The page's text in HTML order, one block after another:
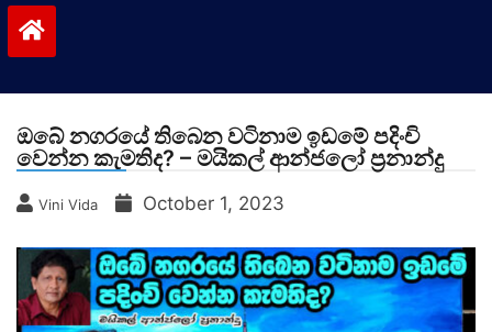
ඔබේ නගරයේ තිබෙන වටිනාම ඉඩමේ පදිංචි
වෙන්න කැමතිද? – මයිකල් ආන්ජලෝ ප්‍රනාන්දු
Vini Vida October 1, 2023